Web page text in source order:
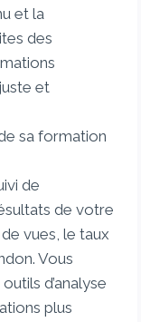
et la
des
et
sa formation
de
de votre
vues, le taux
Vous
d’analyse
plus